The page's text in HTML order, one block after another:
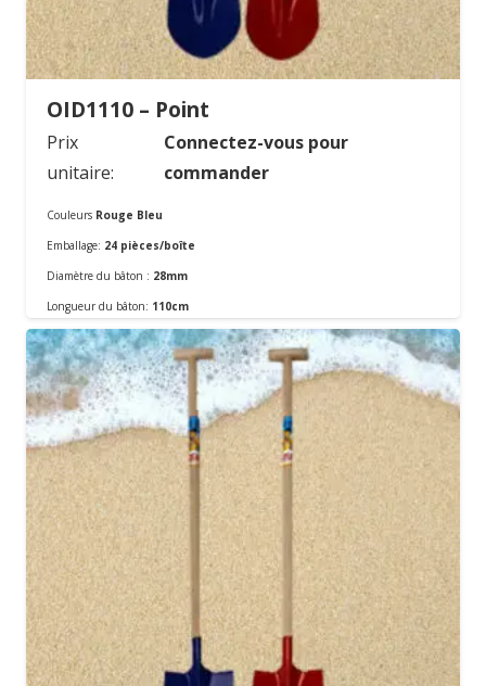
OID1110 – Point
Prix
unitaire:
Connectez-vous pour
commander
Couleurs Rouge Bleu
Emballage: 24 pièces/boîte
Diamètre du bâton : 28mm
Longueur du bâton: 110cm
Matériel:En métal